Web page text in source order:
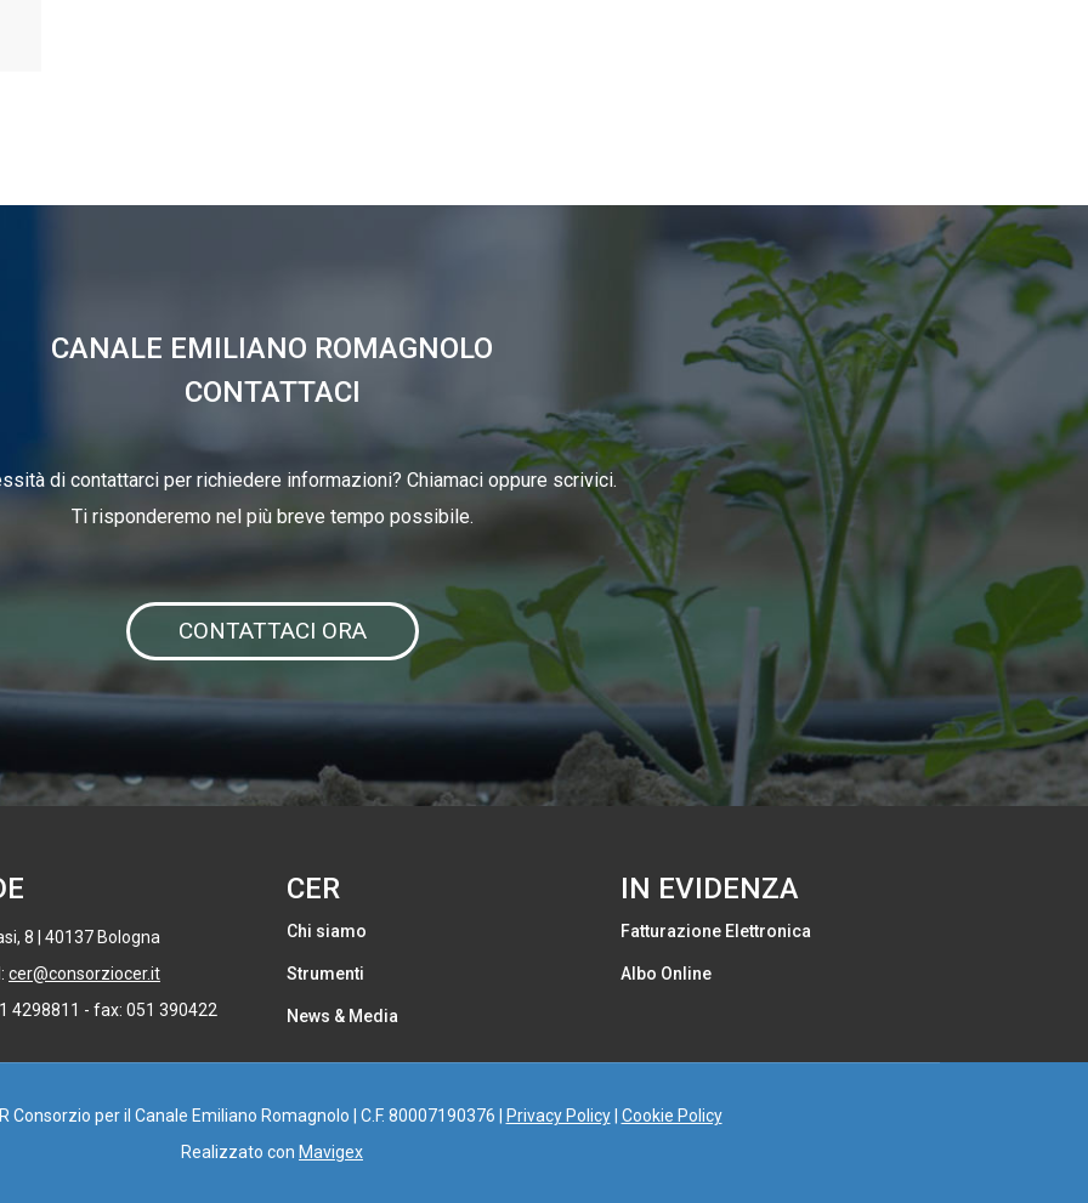
CANALE EMILIANO ROMAGNOLO
CONTATTACI
di contattarci per richiedere informazioni? Chiamaci oppure scrivici.
Ti risponderemo nel più breve tempo possibile.
CONTATTACI ORA
8 | 40137 Bologna
cer@consorziocer.it
4298811 - fax: 051 390422
CER
Chi siamo
Strumenti
News & Media
IN EVIDENZA
Fatturazione Elettronica
Albo Online
Consorzio per il Canale Emiliano Romagnolo | C.F. 80007190376 | Privacy Policy| Cookie Policy
Realizzato con Mavigex